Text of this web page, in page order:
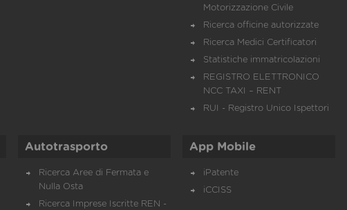
Motorizzazione Civile
Ricerca officine autorizzate
Ricerca Medici Certificatori
Statistiche immatricolazioni
REGISTRO ELETTRONICO
NCC TAXI – RENT
RUI - Registro Unico Ispettori
Autotrasporto
Ricerca Aree di Fermata e
Nulla Osta
Ricerca Imprese Iscritte REN -
App Mobile
iPatente
iCCISS